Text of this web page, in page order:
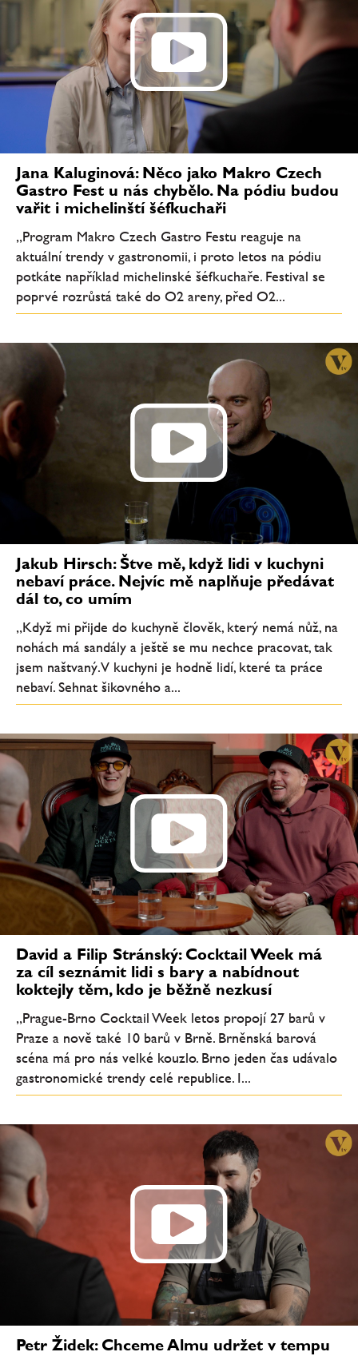
Jana Kaluginová: Něco jako Makro Czech
Gastro Fest u nás chybělo. Na pódiu budou
vařit i michelinští šéfkuchaři
„Program Makro Czech Gastro Festu reaguje na
aktuální trendy v gastronomii, i proto letos na pódiu
potkáte například michelinské šéfkuchaře. Festival se
poprvé rozrůstá také do O2 areny, před O2...
Jakub Hirsch: Štve mě, když lidi v kuchyni
nebaví práce. Nejvíc mě naplňuje předávat
dál to, co umím
„Když mi přijde do kuchyně člověk, který nemá nůž, na
nohách má sandály a ještě se mu nechce pracovat, tak
jsem naštvaný. V kuchyni je hodně lidí, které ta práce
nebaví. Sehnat šikovného a...
David a Filip Stránský: Cocktail Week má
za cíl seznámit lidi s bary a nabídnout
koktejly těm, kdo je běžně nezkusí
„Prague-Brno Cocktail Week letos propojí 27 barů v
Praze a nově také 10 barů v Brně. Brněnská barová
scéna má pro nás velké kouzlo. Brno jeden čas udávalo
gastronomické trendy celé republice. I...
Petr Židek: Chceme Almu udržet v tempu